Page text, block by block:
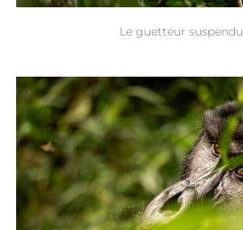
Le guetteur suspendu